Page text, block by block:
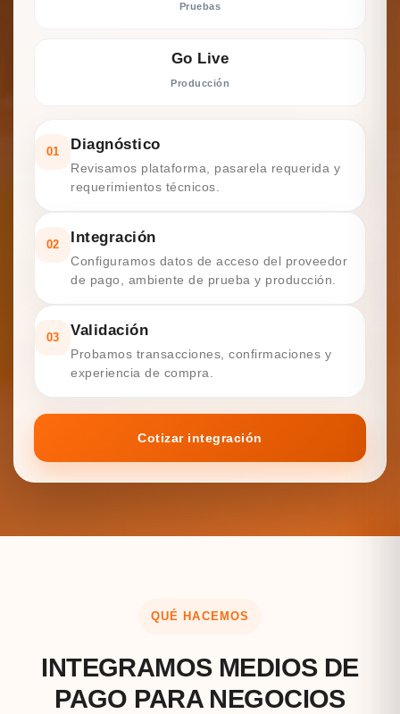
Pruebas
Go Live
Producción
01 Diagnóstico
Revisamos plataforma, pasarela requerida y
requerimientos técnicos.
02 Integración
Configuramos datos de acceso del proveedor
de pago, ambiente de prueba y producción.
03 Validación
Probamos transacciones, confirmaciones y
experiencia de compra.
Cotizar integración
QUÉ HACEMOS
INTEGRAMOS MEDIOS DE
PAGO PARA NEGOCIOS